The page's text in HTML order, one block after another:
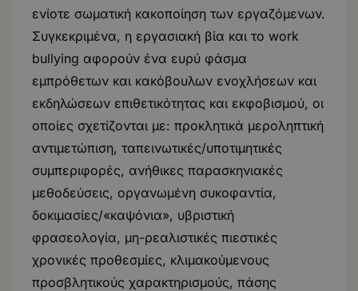
ενίοτε σωματική κακοποίηση των εργαζόμενων.
Συγκεκριμένα, η εργασιακή βία και το work
bullying αφορούν ένα ευρύ φάσμα
εμπρόθετων και κακόβουλων ενοχλήσεων και
εκδηλώσεων επιθετικότητας και εκφοβισμού, οι
οποίες σχετίζονται με: προκλητικά μεροληπτική
αντιμετώπιση, ταπεινωτικές/υποτιμητικές
συμπεριφορές, ανήθικες παρασκηνιακές
μεθοδεύσεις, οργανωμένη συκοφαντία,
δοκιμασίες/«καψόνια», υβριστική
φρασεολογία, μη-ρεαλιστικές πιεστικές
χρονικές προθεσμίες, κλιμακούμενους
προσβλητικούς χαρακτηρισμούς, πάσης